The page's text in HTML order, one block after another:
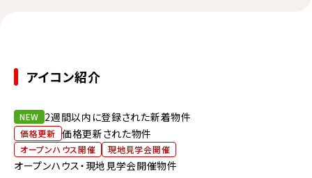
アイコン紹介
NEW 2週間以内に登録された新着物件
価格更新 価格更新された物件
オープンハウス開催 現地見学会開催
オープンハウス・現地見学会開催物件